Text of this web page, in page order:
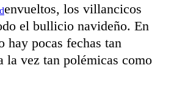
envueltos, los villancicos
el bullicio navideño. En
hay pocas fechas tan
la vez tan polémicas como